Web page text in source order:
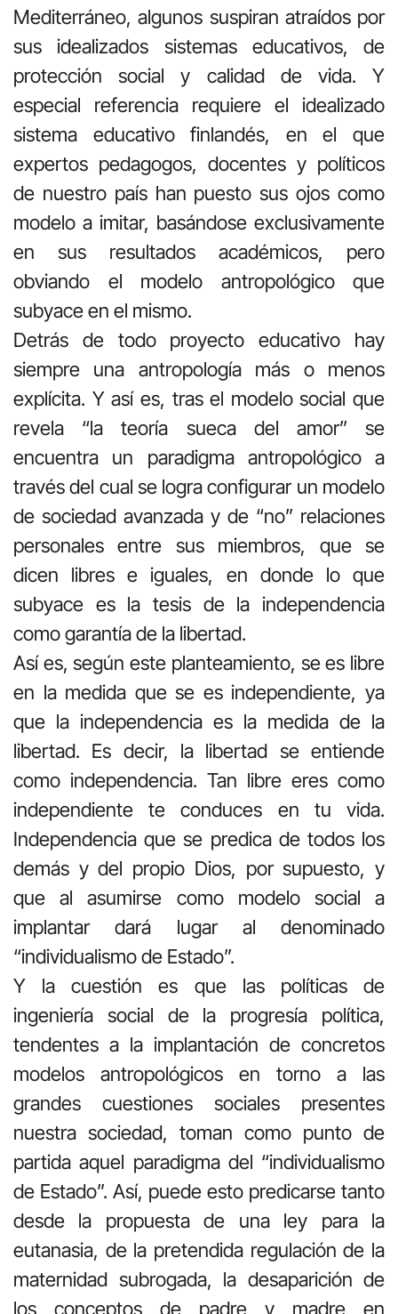
Mediterráneo, algunos suspiran atraídos por
sus idealizados sistemas educativos, de
protección social y calidad de vida. Y
especial referencia requiere el idealizado
sistema educativo finlandés, en el que
expertos pedagogos, docentes y políticos
de nuestro país han puesto sus ojos como
modelo a imitar, basándose exclusivamente
en sus resultados académicos, pero
obviando el modelo antropológico que
subyace en el mismo.
Detrás de todo proyecto educativo hay
siempre una antropología más o menos
explícita. Y así es, tras el modelo social que
revela “la teoría sueca del amor” se
encuentra un paradigma antropológico a
través del cual se logra configurar un modelo
de sociedad avanzada y de “no” relaciones
personales entre sus miembros, que se
dicen libres e iguales, en donde lo que
subyace es la tesis de la independencia
como garantía de la libertad.
Así es, según este planteamiento, se es libre
en la medida que se es independiente, ya
que la independencia es la medida de la
libertad. Es decir, la libertad se entiende
como independencia. Tan libre eres como
independiente te conduces en tu vida.
Independencia que se predica de todos los
demás y del propio Dios, por supuesto, y
que al asumirse como modelo social a
implantar dará lugar al denominado
“individualismo de Estado”.
Y la cuestión es que las políticas de
ingeniería social de la progresía política,
tendentes a la implantación de concretos
modelos antropológicos en torno a las
grandes cuestiones sociales presentes
nuestra sociedad, toman como punto de
partida aquel paradigma del “individualismo
de Estado”. Así, puede esto predicarse tanto
desde la propuesta de una ley para la
eutanasia, de la pretendida regulación de la
maternidad subrogada, la desaparición de
los conceptos de padre y madre en